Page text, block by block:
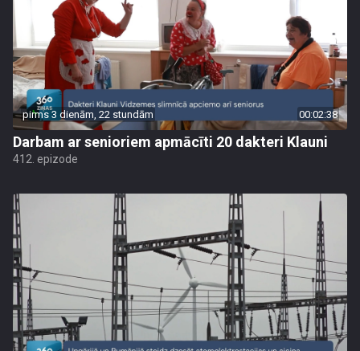
pirms 3 dienām, 22 stundām 00:02:38
Darbam ar senioriem apmācīti 20 dakteri Klauni
412. epizode